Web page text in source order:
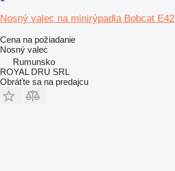
Nosný valec na minirýpadla Bobcat E42
Cena na požiadanie
Nosný valec
Rumunsko
ROYAL DRU SRL
Obráťte sa na predajcu